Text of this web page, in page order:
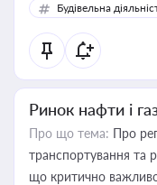
Будівельна
Ринок нафти і
Про що тема: Про
транспортування та
що критично